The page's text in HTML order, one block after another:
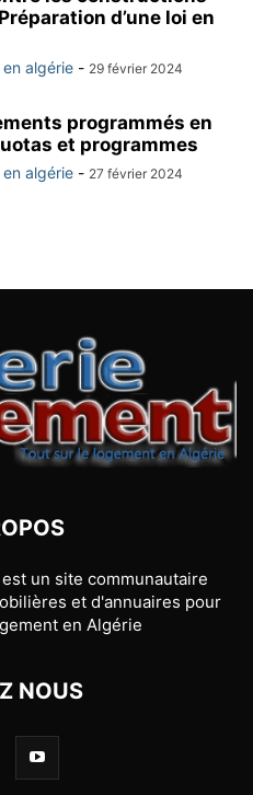
d’une loi en
algérie - 29 février 2024
programmés en
et programmes
algérie - 27 février 2024
un site communautaire
et d'annuaires pour
en Algérie
NOUS